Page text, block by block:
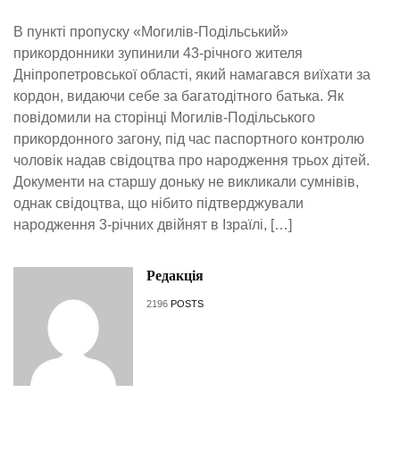
В пункті пропуску «Могилів-Подільський»
прикордонники зупинили 43-річного жителя
Дніпропетровської області, який намагався виїхати за
кордон, видаючи себе за багатодітного батька. Як
повідомили на сторінці Могилів-Подільського
прикордонного загону, під час паспортного контролю
чоловік надав свідоцтва про народження трьох дітей.
Документи на старшу доньку не викликали сумнівів,
однак свідоцтва, що нібито підтверджували
народження 3-річних двійнят в Ізраїлі, […]
Редакція
2196 POSTS